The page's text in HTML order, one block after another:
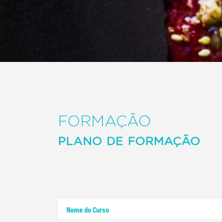
FORMAÇÃO
PLANO DE FORMAÇÃO